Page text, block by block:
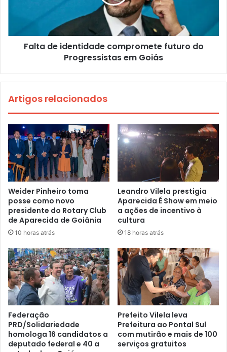
Falta de identidade compromete futuro do
Progressistas em Goiás
Artigos relacionados
Weider Pinheiro toma
posse como novo
presidente do Rotary Club
de Aparecida de Goiânia
10 horas atrás
Leandro Vilela prestigia
Aparecida É Show em meio
a ações de incentivo à
cultura
18 horas atrás
Federação
PRD/Solidariedade
homologa 16 candidatos a
deputado federal e 40 a
Prefeito Vilela leva
Prefeitura ao Pontal Sul
com mutirão e mais de 100
serviços gratuitos